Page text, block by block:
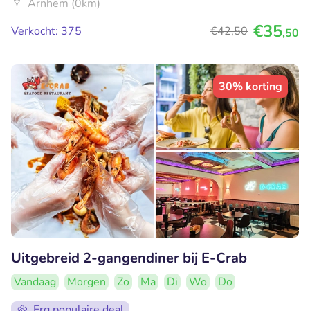
Arnhem (0km)
Verkocht: 375
€42,50 €35,50
30% korting
Uitgebreid 2-gangendiner bij E-Crab
Vandaag Morgen Zo Ma Di Wo
Do